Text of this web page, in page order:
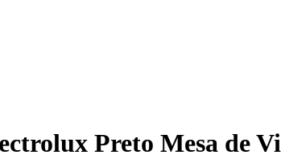
Preto Mesa de